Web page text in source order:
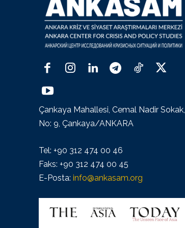
Çankaya Mahallesi, Cemal Nadir Sokak,
No: 9, Çankaya/ANKARA
Tel: +90 312 474 00 46
Faks: +90 312 474 00 45
E-Posta: info@ankasam.org